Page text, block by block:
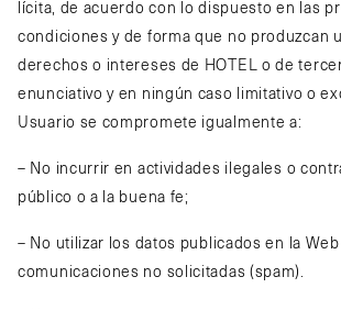
lícita, de acuerdo con lo dispuesto en las
condiciones y de forma que no produzcan
derechos o intereses de HOTEL o de
enunciativo y en ningún caso limitativo o
Usuario se compromete igualmente a:
– No incurrir en actividades ilegales o
público o a la buena fe;
– No utilizar los datos publicados en la
comunicaciones no solicitadas (spam).